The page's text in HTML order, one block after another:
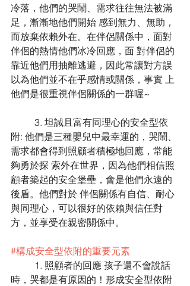
冷落，他們的哭鬧、需求往往無法被滿
足，漸漸地他們開始 感到無力、無助，
而放棄依賴外在。在伴侶關係中，面對
伴侶的熱情他們冰冷回應，面 對伴侶的
靠近他們用抽離逃避，因此常讓對方誤
以為他們並不在乎感情或關係，事實 上
他們是很重視伴侶關係的一群喔~
附: 他們是三種嬰兒中最幸運的，哭鬧、
需求都會得到照顧者積極地回應，常能
夠勇於探 索外在世界，因為他們相信照
顧者築起的安全堡壘，會是他們永遠的
後盾。他們對於 伴侶關係有自信、耐心
與同理心，可以很好的依賴與信任對
方，並享受在親密關係中。
#構成安全型依附的重要元素
時，哭都是有原因的！形成安全型依附